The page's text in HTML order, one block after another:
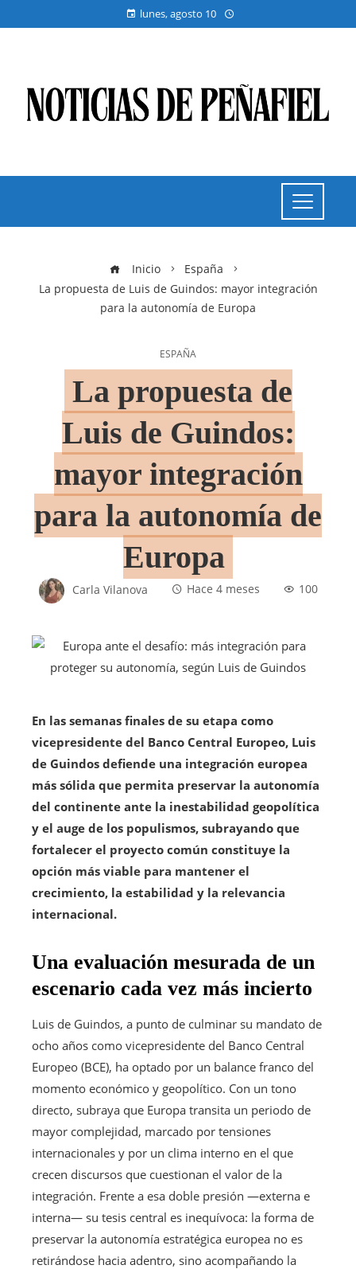
lunes, agosto 10
Inicio
España
La propuesta de Luis de Guindos: mayor integración
para la autonomía de Europa
ESPAÑA
La propuesta de
Luis de Guindos:
mayor integración
para la autonomía de
Europa
Carla Vilanova Hace 4 meses 100
En las semanas finales de su etapa como
vicepresidente del Banco Central Europeo, Luis
de Guindos defiende una integración europea
más sólida que permita preservar la autonomía
del continente ante la inestabilidad geopolítica
y el auge de los populismos, subrayando que
fortalecer el proyecto común constituye la
opción más viable para mantener el
crecimiento, la estabilidad y la relevancia
internacional.
Una evaluación mesurada de un
escenario cada vez más incierto
Luis de Guindos, a punto de culminar su mandato de
ocho años como vicepresidente del Banco Central
Europeo (BCE), ha optado por un balance franco del
momento económico y geopolítico. Con un tono
directo, subraya que Europa transita un periodo de
mayor complejidad, marcado por tensiones
internacionales y por un clima interno en el que
crecen discursos que cuestionan el valor de la
integración. Frente a esa doble presión —externa e
interna— su tesis central es inequívoca: la forma de
preservar la autonomía estratégica europea no es
retirándose hacia adentro, sino acompañando la